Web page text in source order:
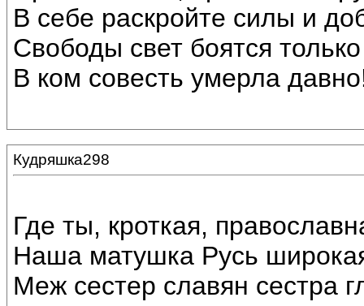
В себе раскройте силы и
Свободы свет боятся
В ком совесть умерла
Кудряшка298
Где ты, кроткая,
Наша матушка Русь
Меж сестер славян сестра